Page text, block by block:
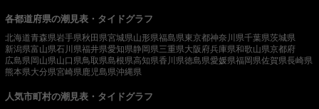
各都道府県の潮見表・タイドグラフ
北海道青森県岩手県秋田県宮城県山形県福島県東京都神奈川県千葉県茨城県
新潟県富山県石川県福井県愛知県静岡県三重県大阪府兵庫県和歌山県京都府
広島県岡山県山口県鳥取県島根県高知県香川県徳島県愛媛県福岡県佐賀県長崎県
熊本県大分県宮崎県 鹿児島県沖縄県
人気市町村の潮見表・タイドグラフ